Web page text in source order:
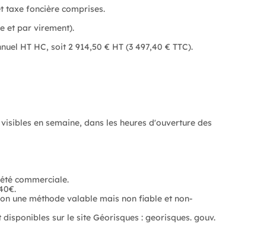
taxe foncière comprises.
et par virement).
HT HC, soit 2 914,50 € HT (3 497,40 € TTC).
en semaine, dans les heures d'ouverture des
commerciale.
une méthode valable mais non fiable et non-
le site Géorisques : georisques. gouv.